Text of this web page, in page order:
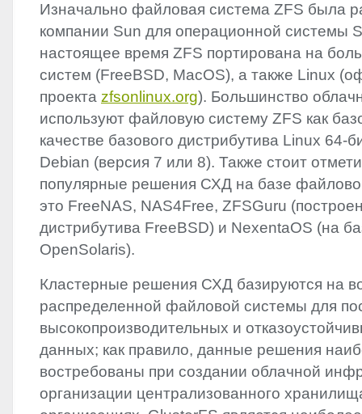
Изначально файловая система ZFS была
компании Sun для операционной системы
настоящее время ZFS портирована на
систем (FreeBSD, MacOS), а также Linux
проекта zfsonlinux.org). Большинство
используют файловую систему ZFS как
качестве базового дистрибутива Linux 64-
Debian (версия 7 или 8). Также стоит
популярные решения СХД на базе
это FreeNAS, NAS4Free, ZFSGuru
дистрибутива FreeBSD) и NexentaOS (на
OpenSolaris).
Кластерные решения СХД базируются на
распределенной файловой системы для
высокопроизводительных и
данных; как правило, данные решения
востребованы при создании облачной
организации централизованного